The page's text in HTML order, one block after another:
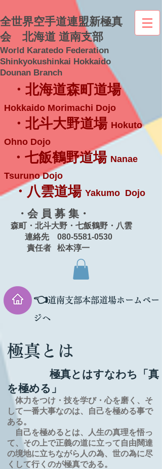
全世界空手道連盟新極真
会 北海道 道南支部
World Karatedo Federation
Shinkyokushinkai Hokkaido
Dounan Branch
・北海道森町道場
Hokkaido Morimachi Dojo
・北斗大野道場 Hokuto
Ohno Dojo
・七飯鶴野道場 Nanae
Tsuruno Dojo
・八雲道場 Yakumo Dojo
・会 員 募 集・
森町・北斗大野・七飯鶴野・八雲
連絡先 080-5581-0530
責任者 松本淳一
👈道南支部本部道場ホームペー
ジへ
極真とは
極真とはすなわち「真
を極める」
体力をつけ・技を学び・心を磨く、そ
して一番大事なのは、自己を極める事で
ある。
自己を極めるとは、
人生の真理を悟っ
て、その上で正義の道に立って自由闊達
の境地に立ちながら人の為、世の為に尽
くして行くのが極真である。